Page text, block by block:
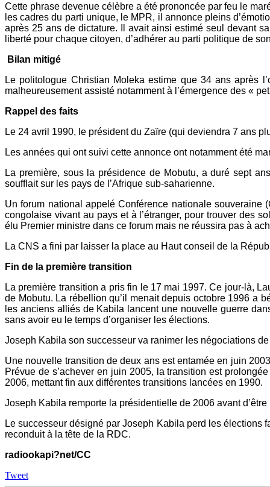
Cette phrase devenue célèbre a été prononcée par feu le
les cadres du parti unique, le MPR, il annonce pleins
après 25 ans de dictature. Il avait ainsi estimé seul devant
liberté pour chaque citoyen, d’adhérer au parti politique de
Bilan mitigé
Le politologue Christian Moleka estime que 34 ans après
malheureusement assisté notamment à l’émergence des «
Rappel des faits
Le 24 avril 1990, le président du Zaïre (qui deviendra 7 ans
Les années qui ont suivi cette annonce ont notamment été
La première, sous la présidence de Mobutu, a duré sept
soufflait sur les pays de l’Afrique sub-saharienne.
Un forum national appelé Conférence nationale
congolaise vivant au pays et à l’étranger, pour trouver des
élu Premier ministre dans ce forum mais ne réussira pas à
La CNS a fini par laisser la place au Haut conseil de la
Fin de la première transition
La première transition a pris fin le 17 mai 1997. Ce jour-là,
de Mobutu. La rébellion qu’il menait depuis octobre 1996 a
les anciens alliés de Kabila lancent une nouvelle guerre
sans avoir eu le temps d’organiser les élections.
Joseph Kabila son successeur va ranimer les négociations
Une nouvelle transition de deux ans est entamée en juin
Prévue de s’achever en juin 2005, la transition est
2006, mettant fin aux différentes transitions lancées en 1990.
Joseph Kabila remporte la présidentielle de 2006 avant
Le successeur désigné par Joseph Kabila perd les élections
reconduit à la tête de la RDC.
radiookapi?net/CC
Tweet